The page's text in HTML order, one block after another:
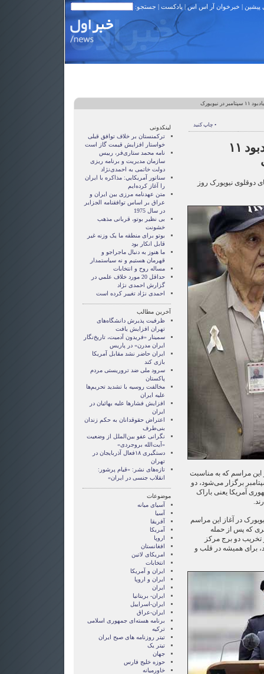
پیشین | خبرخوان آر اس اس| پادکست | جستجو:
نیویورک
• چاپ کنید
برگزاری مراسم یادبود ۱۱
دوقلوی نیویورک روز
مراسم که به مناسبت
هفت سال از رویداد ۱۱ سپتامبر برگزار می‌شود، دو
آمریکا یعنی باراک
در آغاز این مراسم
و خاطره حدود ۲۷۵۰ نفری که پس از حمله
تخریب دو برج مرکز
برای همیشه در قلب و
لینکدونی
ترکمنستان بر خلاف توافق قبلی
خواستار افزایش قیمت گاز است
نامه محمد ستاری‌فر، رییس
سازمان مدیریت و برنامه ریزی
دولت خاتمی به احمدی‌نژاد
سناتور آمريکايي: مذاکره با ايران
را آغاز کرده‌ايم
متن عهدنامه مرزى بين ايران و
عراق بر اساس توافقنامه الجزاير
در سال 1975
بی نظیر بوتو، قربانی مذهب
خشونت
بوتو برای منطقه ما یک وزنه غیر
قابل انکار بود
ما هنوز به دنبال ماجراجو و
قهرمان هستيم و نه سياستمدار
مساله روح و انتخابات
حداقل 20 مورد خلاف علمي در
گزارش احمدی نژاد
احمدی نژاد تغییر کرده است
آخرین مطالب
ظرفیت پذیرش دانشگاه‌های
تهران افزایش یافت
سمینار «فریدون آدمیت، تاریخ‌نگار
ایران مدرن» در پاریس
ایران حاضر نشد مقابل آمریکا
بازی کند
سرود ملی ضد تروریستی مردم
پاکستان
مخالفت روسیه با تشدید تحریم‌ها
علیه ایران
افزایش‌ فشار‌ها علیه بهائیان در
ایران
اعتراض حقوقدانان به حکم زندان
بنی‌طرف
نگرانی عفو بین‌الملل از وضعیت
«آیت‌الله بروجردی»
دستگیری ۱۸فعال آذربایجان در
تهران
تازه‌های نشر: «قیام پرشور:
انقلاب جنسی در ایران»
موضوعات
آسيای ميانه
آسیا
آفریقا
آمریکا
اروپا
افغانستان
امریکای لاتین
انتخابات
ايران و آمريکا
ايران و اروپا
ایران
ایران- بریتانیا
ایران-اسراییل
ایران-عراق
برنامه هسته‌ای جمهوری اسلامی
ترکیه
تیتر روزنامه های صبح ایران
تیتر یک
جهان
حوزه خلیج فارس
خاورمیانه